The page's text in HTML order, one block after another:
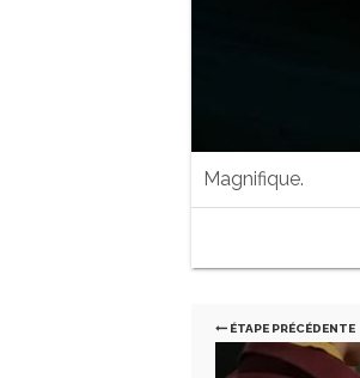
Magnifique.
ÉTAPE PRÉCÉDENTE